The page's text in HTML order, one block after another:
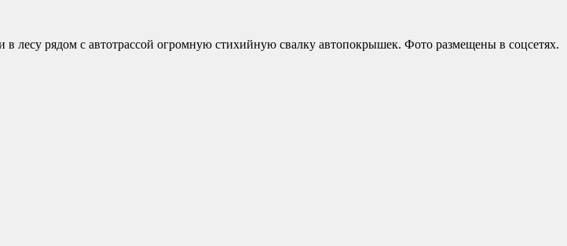
рядом с автотрассой огромную стихийную свалку автопокрышек. Фото размещены в соцсетях.